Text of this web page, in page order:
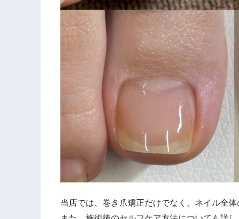
当店では、巻き爪矯正だけでなく、ネイル全